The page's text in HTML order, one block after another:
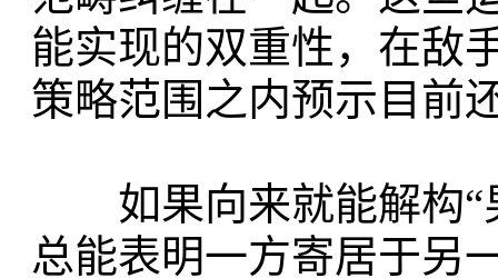
能实现的双重性，在敌
策略范围之内预示目前
如果向来就能解构“
总能表明一方寄居于另